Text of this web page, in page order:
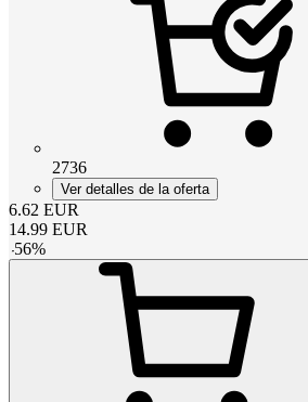
2736
Ver detalles de la oferta
6.62 EUR
14.99 EUR
-56%